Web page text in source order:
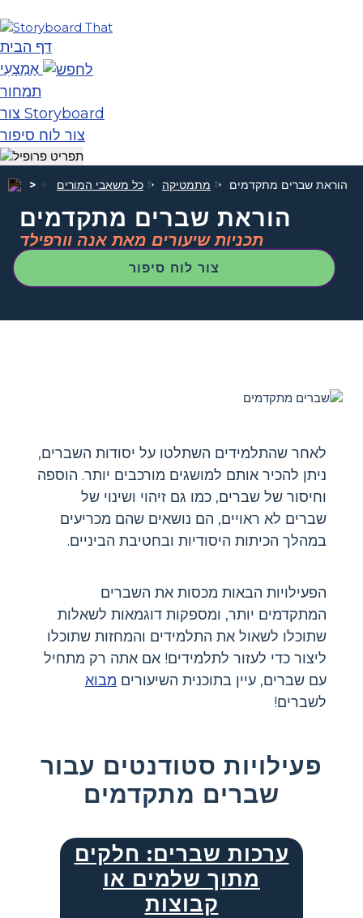
דף הבית
אֶמְצָעִי
תמחור
צור Storyboard
צור לוח סיפור
כל משאבי המורים מתמטיקה הוראת שברים מתקדמים
הוראת שברים מתקדמים
תכניות שיעורים מאת אנה וורפילד
צור לוח סיפור
לאחר שהתלמידים השתלטו על יסודות השברים,
ניתן להכיר אותם למושגים מורכבים יותר. הוספה
וחיסור של שברים, כמו גם זיהוי ושינוי של
שברים לא ראויים, הם נושאים שהם מכריעים
במהלך הכיתות היסודיות ובחטיבת הביניים.
הפעילויות הבאות מכסות את השברים
המתקדמים יותר, ומספקות דוגמאות לשאלות
שתוכלו לשאול את התלמידים והמחזות שתוכלו
ליצור כדי לעזור לתלמידים! אם אתה רק מתחיל
עם שברים, עיין בתוכנית השיעורים מבוא
לשברים!
פעילויות סטודנטים עבור
שברים מתקדמים
ערכות שברים: חלקים
מתוך שלמים או
קבוצות